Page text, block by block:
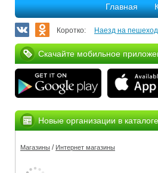
Главная
Коротко: Наезд на
Запланирован
В Костроме
375 костромских
Серьезное ДТП на
За нарушение
Скачайте мобильное
Новые организации в каталоге
Магазины / Интернет магазины